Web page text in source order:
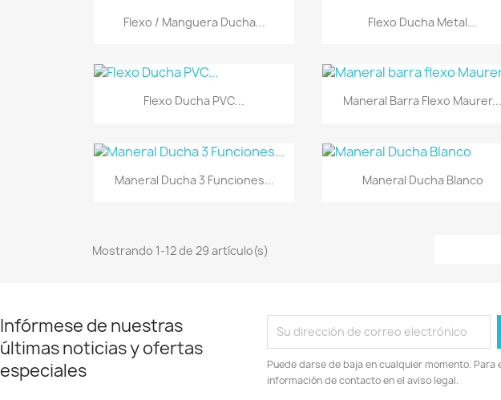
Vista rápida
Flexo / Manguera Ducha... Vista rápida
Flexo Ducha Metal...
Vista rápida
Flexo Ducha PVC... Vista rápida
Maneral Barra Flexo Maurer...
Vista rápida
Maneral Ducha 3 Funciones... Vista rápida
Maneral Ducha Blanco
Mostrando 1-12 de 29 artículo(s)
Infórmese de nuestras
últimas noticias y ofertas
especiales
Puede darse de baja en cualquier momento. Para
información de contacto en el aviso legal.